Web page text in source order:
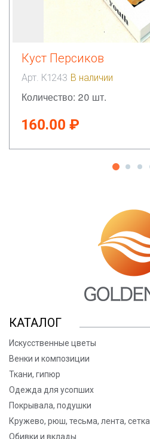
Куст Персиков
Арт. К1243 В наличии
Количество: 20 шт.
160.00 ₽
КАТАЛОГ
Искусственные цветы
Венки и композиции
Ткани, гипюр
Одежда для усопших
Покрывала, подушки
Кружево, рюш, тесьма, лента, сетка
Обивки и вклады